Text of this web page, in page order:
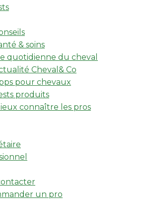
& soins
quotidienne du cheval
Cheval& Co
pour chevaux
produits
connaître les pros
un pro